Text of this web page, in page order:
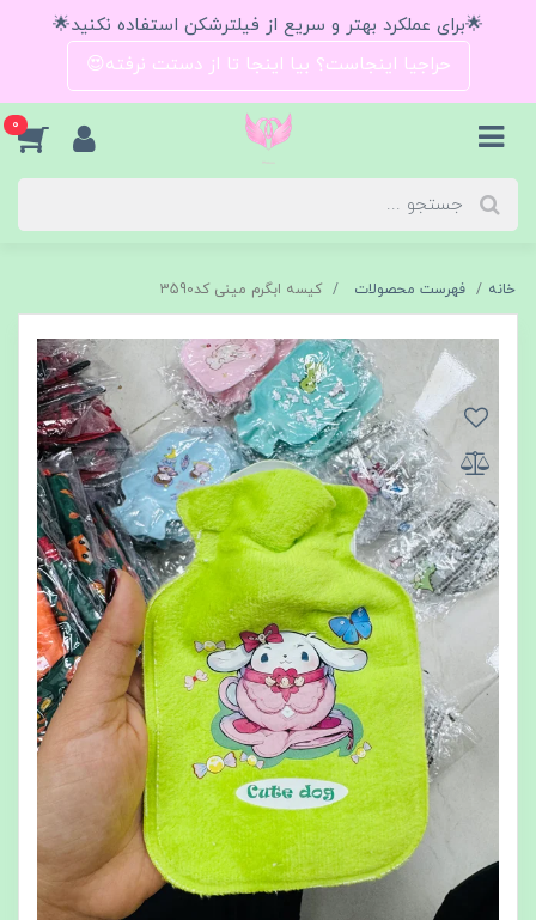
🌟برای عملکرد بهتر و سریع از فیلترشکن استفاده نکنید🌟
حراجیا اینجاست؟ بیا اینجا تا از دستت نرفته😍
0
خانه فهرست محصولات کیسه ابگرم مینی کد3590